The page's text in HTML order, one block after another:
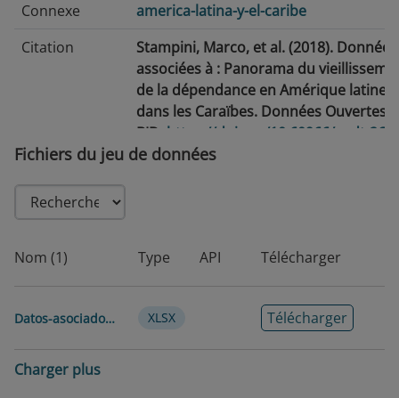
Connexe
america-latina-y-el-caribe
Citation
Stampini, Marco, et al. (2018). Données
associées à : Panorama du
de la dépendance en Amérique latine
dans les Caraïbes. Données Ouvertes
BID. https://doi.org/10.60966/aadt-
publication
modification
vie · Soins de longue durée ·
de la population
Langue
Fichiers du jeu de données
Nom (1) Type API Télécharger
Datos-asociados-al-Panorama-de-envejecimiento-y-dependencia-en-América-Latina-y-el-Caribe XLSX Télécharger
Charger plus